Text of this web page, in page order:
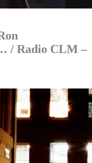
/ Radio CLM –